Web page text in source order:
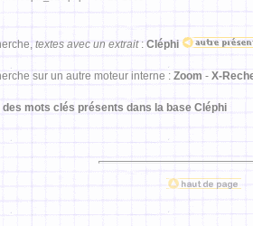
textes avec un extrait: Cléphi
sur un autre moteur interne : Zoom - X-
mots clés présents dans la base Cléphi